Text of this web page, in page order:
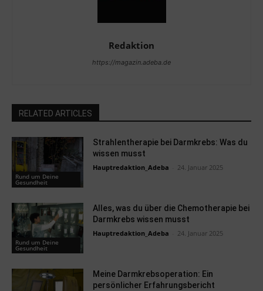
Redaktion
https://magazin.adeba.de
RELATED ARTICLES
Rund um Deine
Gesundheit
Strahlentherapie bei Darmkrebs: Was du
wissen musst
Hauptredaktion_Adeba 24. Januar 2025
Rund um Deine
Gesundheit
Alles, was du über die Chemotherapie bei
Darmkrebs wissen musst
Hauptredaktion_Adeba 24. Januar 2025
Meine Darmkrebsoperation: Ein
persönlicher Erfahrungsbericht